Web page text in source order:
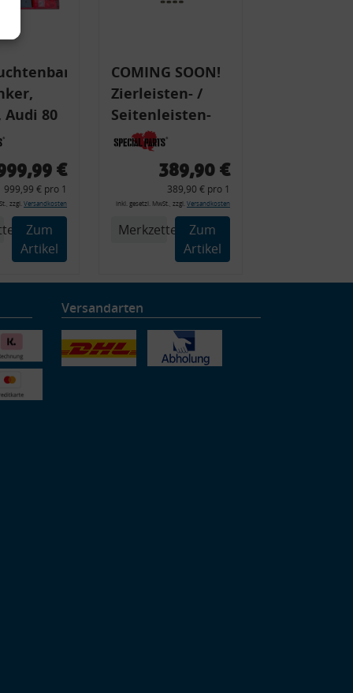
Audi 80
89,
+
€
999,99 € pro 1
zzgl. Versandkosten
Zum
Artikel
COMING SOON!
Zierleisten- /
Seitenleisten-
Set, Audi 80
Cabrio, Coupe,
Zierleiste, 2x
Kappe, Clipse,
Montagewerkzeug)
389,90 €
389,90 € pro 1
inkl. gesetzl. MwSt., zzgl. Versandkosten
Merkzettel
Zum
Artikel
Versandarten